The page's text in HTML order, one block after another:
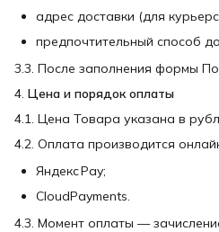
адрес доставки (для
предпочтительный способ
3.3. После заполнения формы
4. Цена и порядок оплаты
4.1. Цена Товара указана в
4.2. Оплата производится
Яндекс Pay;
CloudPayments.
4.3. Момент оплаты —